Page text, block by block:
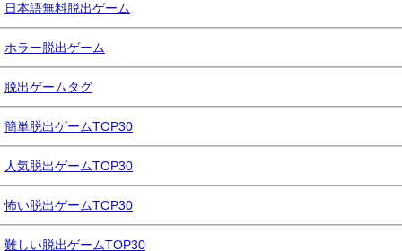
日本語無料脱出ゲーム
ホラー脱出ゲーム
脱出ゲームタグ
簡単脱出ゲームTOP30
人気脱出ゲームTOP30
怖い脱出ゲームTOP30
難しい脱出ゲームTOP30